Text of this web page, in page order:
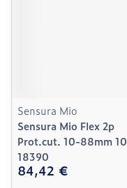
Sensura Mio
Sensura Mio Flex 2p
Prot.cut. 10-88mm 10
18390
84,42 €